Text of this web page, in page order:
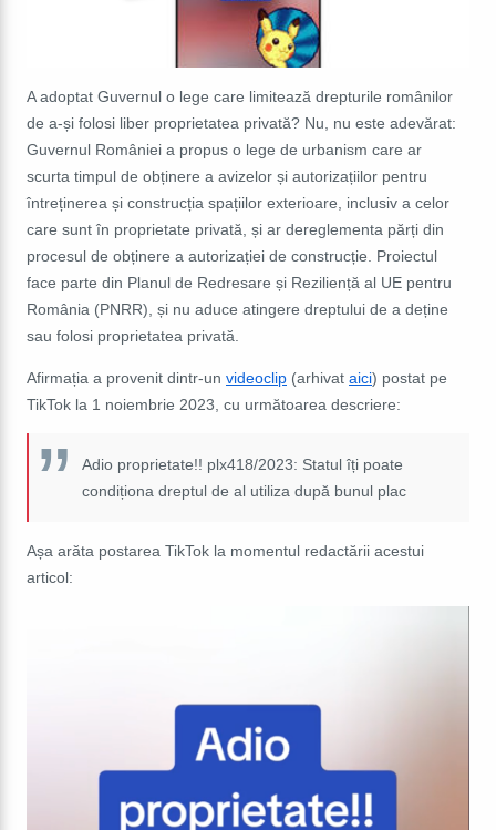
A adoptat Guvernul o lege care limitează drepturile românilor
de a-și folosi liber proprietatea privată? Nu, nu este adevărat:
Guvernul României a propus o lege de urbanism care ar
scurta timpul de obținere a avizelor și autorizațiilor pentru
întreținerea și construcția spațiilor exterioare, inclusiv a celor
care sunt în proprietate privată, și ar dereglementa părți din
procesul de obținere a autorizației de construcție. Proiectul
face parte din Planul de Redresare și Reziliență al UE pentru
România (PNRR), și nu aduce atingere dreptului de a deține
sau folosi proprietatea privată.
Afirmația a provenit dintr-un videoclip (arhivat aici) postat pe
TikTok la 1 noiembrie 2023, cu următoarea descriere:
Adio proprietate!! plx418/2023: Statul îți poate
condiționa dreptul de al utiliza după bunul plac
Așa arăta postarea TikTok la momentul redactării acestui
articol: